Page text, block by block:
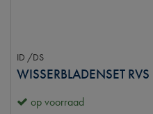
ID /DS
WISSERBLADENSET RVS
op voorraad